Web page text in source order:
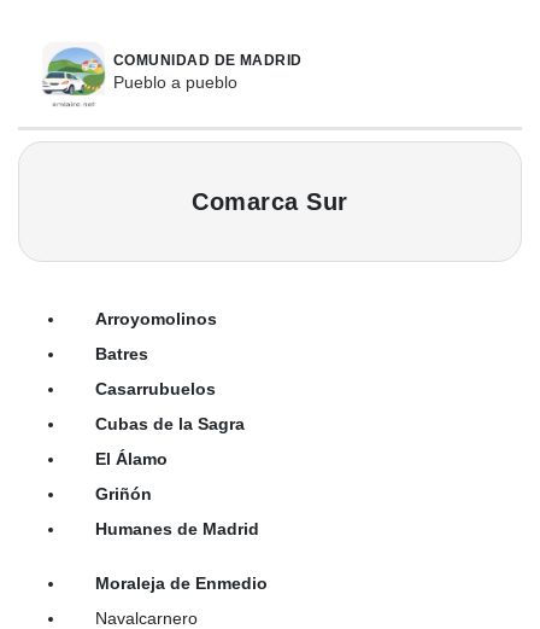
COMUNIDAD DE MADRID
Pueblo a pueblo
Comarca Sur
Arroyomolinos
Batres
Casarrubuelos
Cubas de la Sagra
El Álamo
Griñón
Humanes de Madrid
Moraleja de Enmedio
Navalcarnero